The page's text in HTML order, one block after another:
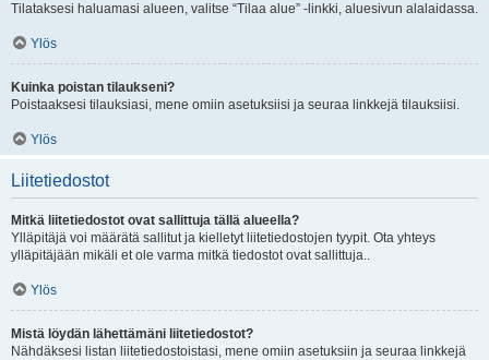
Tilataksesi haluamasi alueen, valitse “Tilaa alue” -linkki, aluesivun alalaidassa.
Ylös
Kuinka poistan tilaukseni?
Poistaaksesi tilauksiasi, mene omiin asetuksiisi ja seuraa linkkejä tilauksiisi.
Ylös
Liitetiedostot
Mitkä liitetiedostot ovat sallittuja tällä alueella?
Ylläpitäjä voi määrätä sallitut ja kielletyt liitetiedostojen tyypit. Ota yhteys
ylläpitäjään mikäli et ole varma mitkä tiedostot ovat sallittuja..
Ylös
Mistä löydän lähettämäni liitetiedostot?
Nähdäksesi listan liitetiedostoistasi, mene omiin asetuksiin ja seuraa linkkejä